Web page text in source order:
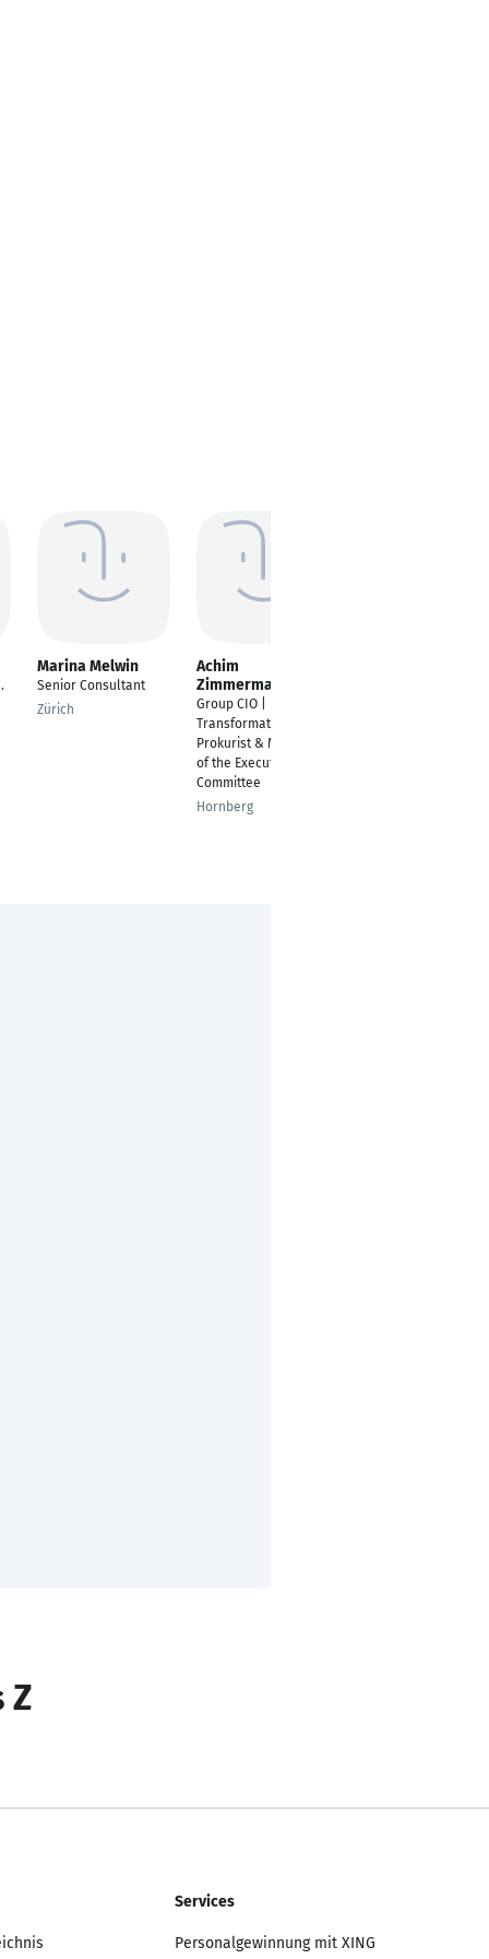
Marina Melwin
Senior Consultant
Zürich
Achim
Zimmermann
Group CIO | IT-
Transformation |
Prokurist & Member
of the Executive
Committee
Hornberg
Z
Services
Personalgewinnung mit XING